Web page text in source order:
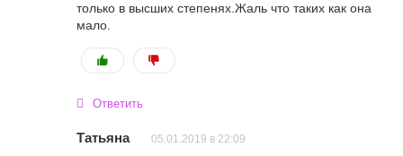
только в высших степенях.Жаль что таких как она
мало.
Ответить
Татьяна 05.01.2019 в 22:09